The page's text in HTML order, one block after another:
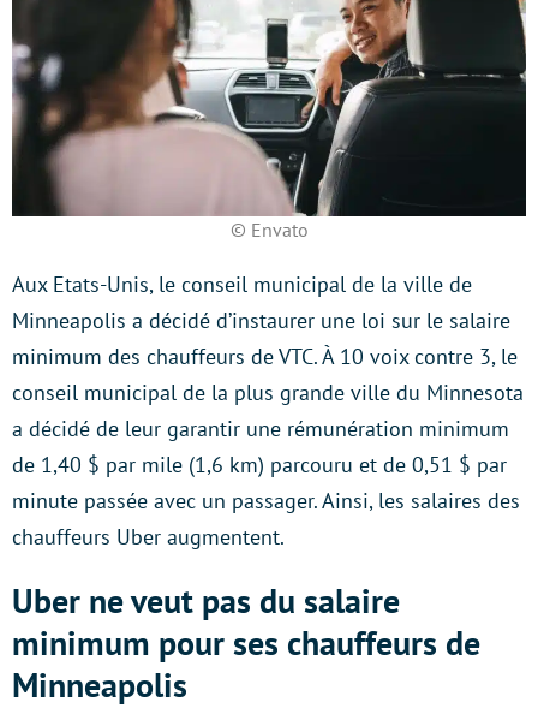
© Envato
Aux Etats-Unis, le conseil municipal de la ville de
Minneapolis a décidé d’instaurer une loi sur le salaire
minimum des chauffeurs de VTC. À 10 voix contre 3, le
conseil municipal de la plus grande ville du Minnesota
a décidé de leur garantir une rémunération minimum
de 1,40 $ par mile (1,6 km) parcouru et de 0,51 $ par
minute passée avec un passager. Ainsi, les salaires des
chauffeurs Uber augmentent.
Uber ne veut pas du salaire
minimum pour ses chauffeurs de
Minneapolis